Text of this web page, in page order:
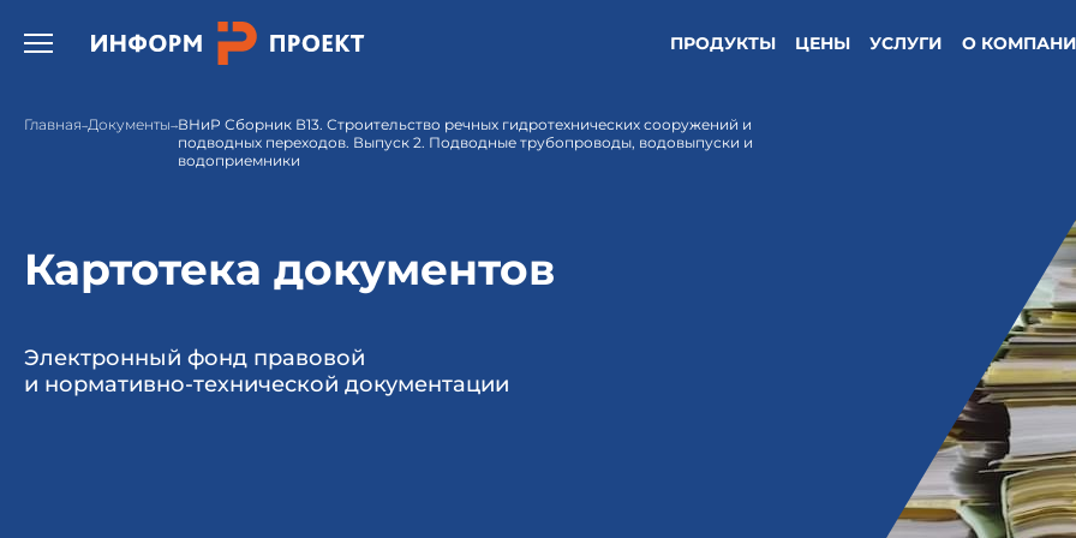
Открыть бургер меню. ПРОДУКТЫ ЦЕНЫ УСЛУГИ О
Главная Документы ВНиР Сборник В13. Строительство речных гидротехнических сооружений и
подводных переходов. Выпуск 2. Подводные трубопроводы, водовыпуски и
водоприемники
Картотека документов
Электронный фонд правовой
и нормативно-технической документации